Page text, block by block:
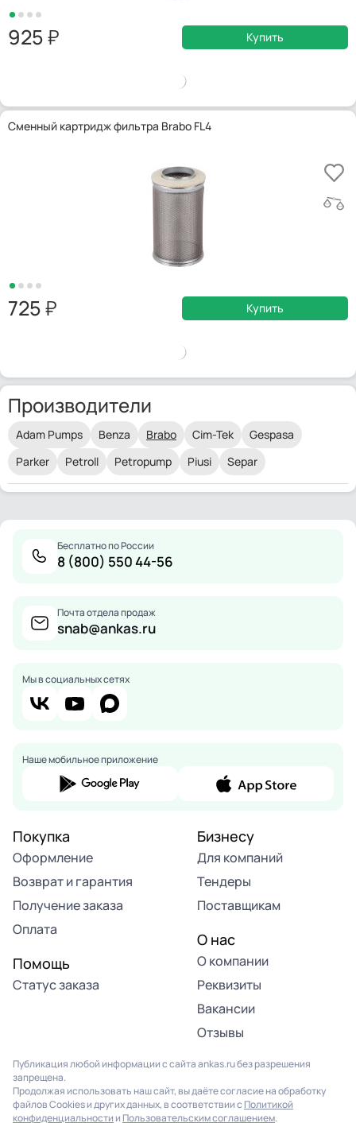
925 Купить
Сменный картридж фильтра Brabo FL4
725 Купить
Производители
Adam Pumps Benza Brabo Cim-Tek
Gespasa
Parker
Petroll Petropump Piusi Separ
Бесплатно по России
8 (800) 550 44-56
Почта отдела продаж
snab@ankas.ru
Мы в социальных сетях
Наше мобильное приложение
Покупка
Оформление
Возврат и гарантия
Получение заказа
Оплата
Помощь
Статус заказа
Бизнесу
Для компаний
Тендеры
Поставщикам
О нас
О компании
Реквизиты
Вакансии
Отзывы
Публикация любой информации с сайта ankas.ru без разрешения
запрещена.
Продолжая использовать наш сайт, вы даёте согласие на обработку
файлов Cookies и других данных, в соответствии с Политикой
конфиденциальности и Пользовательским соглашением.